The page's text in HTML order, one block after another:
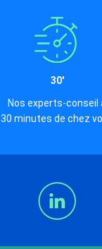
30'
Nos experts-conseil
30 minutes de chez